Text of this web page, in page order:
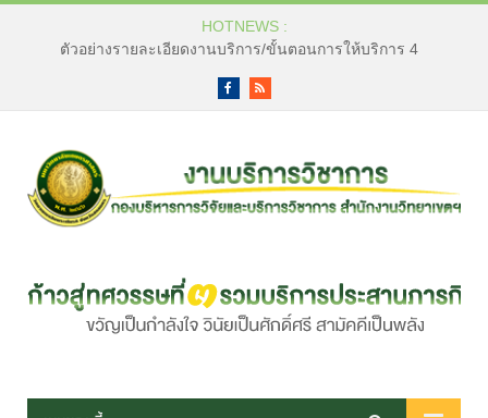
HOTNEWS :
ตัวอย่างรายละเอียดงานบริการ/ขั้นตอนการให้บริการ 4
FacebookRSS